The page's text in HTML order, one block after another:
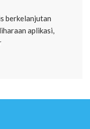
berkelanjutan
aplikasi,